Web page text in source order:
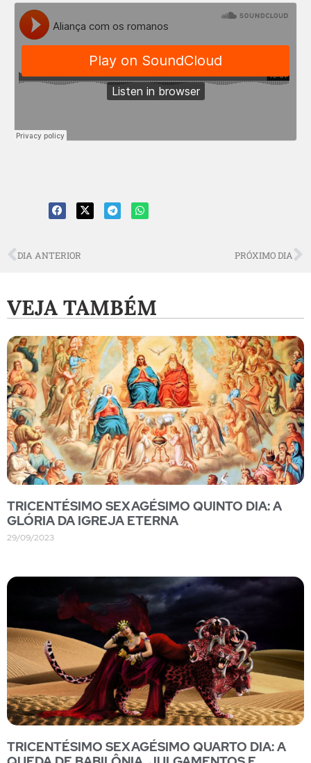
DIA ANTERIOR PRÓXIMO DIA
VEJA TAMBÉM
TRICENTÉSIMO SEXAGÉSIMO QUINTO DIA: A
GLÓRIA DA IGREJA ETERNA
29/09/2023
TRICENTÉSIMO SEXAGÉSIMO QUARTO DIA: A